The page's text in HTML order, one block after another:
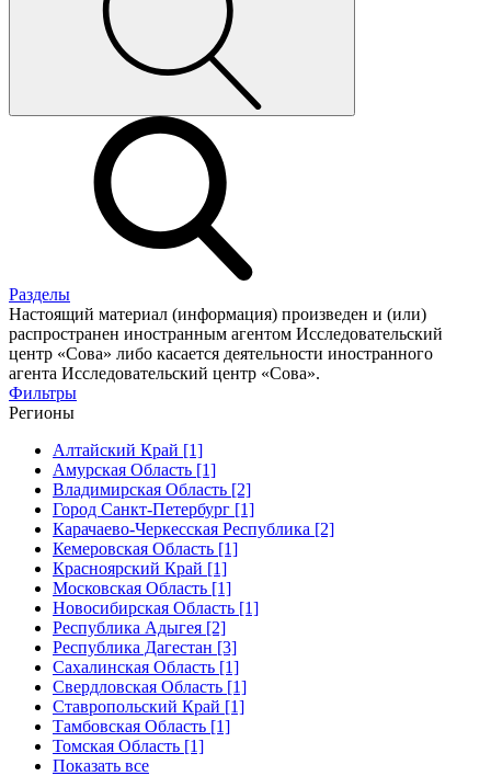
Разделы
Настоящий материал (информация) произведен и (или)
распространен иностранным агентом Исследовательский
центр «Сова» либо касается деятельности иностранного
агента Исследовательский центр «Сова».
Фильтры
Регионы
Алтайский Край [1]
Амурская Область [1]
Владимирская Область [2]
Город Санкт-Петербург [1]
Карачаево-Черкесская Республика [2]
Кемеровская Область [1]
Красноярский Край [1]
Московская Область [1]
Новосибирская Область [1]
Республика Адыгея [2]
Республика Дагестан [3]
Сахалинская Область [1]
Свердловская Область [1]
Ставропольский Край [1]
Тамбовская Область [1]
Томская Область [1]
Показать все